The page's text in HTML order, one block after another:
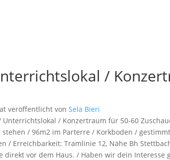
/
veröffentlicht vonSela Bieri
/ Konzertraum für 50-60
stehen / 96m2 im Parterre / Korkboden /
/ Erreichbarkeit: Tramlinie 12, Nähe Bh
direkt vor dem Haus. / Haben wir dein Interesse